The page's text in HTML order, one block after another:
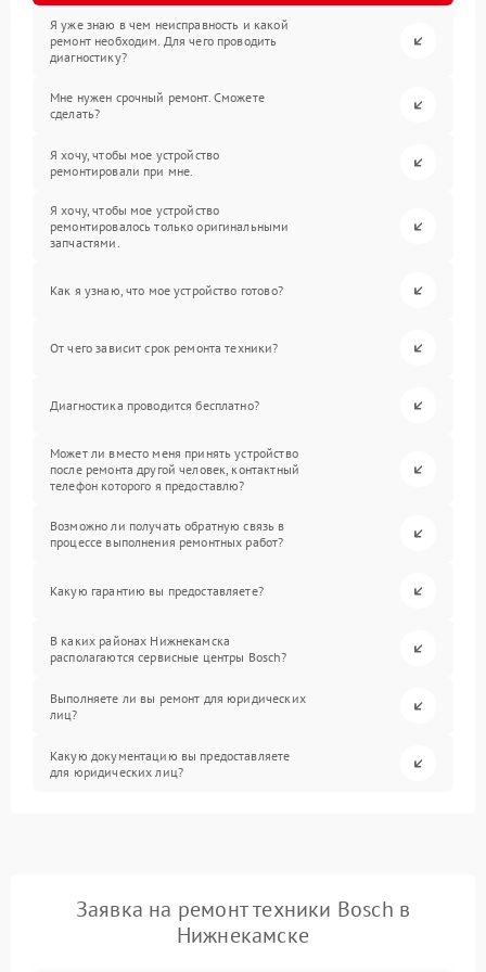
Я уже знаю в чем неисправность и какой
ремонт необходим. Для чего проводить
диагностику?
Мне нужен срочный ремонт. Сможете
сделать?
Я хочу, чтобы мое устройство
ремонтировали при мне.
Я хочу, чтобы мое устройство
ремонтировалось только оригинальными
запчастями.
Как я узнаю, что мое устройство готово?
От чего зависит срок ремонта техники?
Диагностика проводится бесплатно?
Может ли вместо меня принять устройство
после ремонта другой человек, контактный
телефон которого я предоставлю?
Возможно ли получать обратную связь в
процессе выполнения ремонтных работ?
Какую гарантию вы предоставляете?
В каких районах Нижнекамска
располагаются сервисные центры Bosch?
Выполняете ли вы ремонт для юридических
лиц?
Какую документацию вы предоставляете
для юридических лиц?
Заявка на ремонт техники Bosch в
Нижнекамске